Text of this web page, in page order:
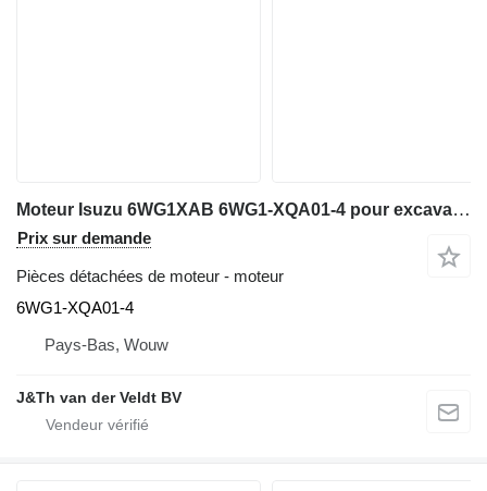
Moteur Isuzu 6WG1XAB 6WG1-XQA01-4 pour excavateur Hitachi ZX600 ,ZX650H ,ZX600LC
Prix sur demande
Pièces détachées de moteur - moteur
6WG1-XQA01-4
Pays-Bas, Wouw
J&Th van der Veldt BV